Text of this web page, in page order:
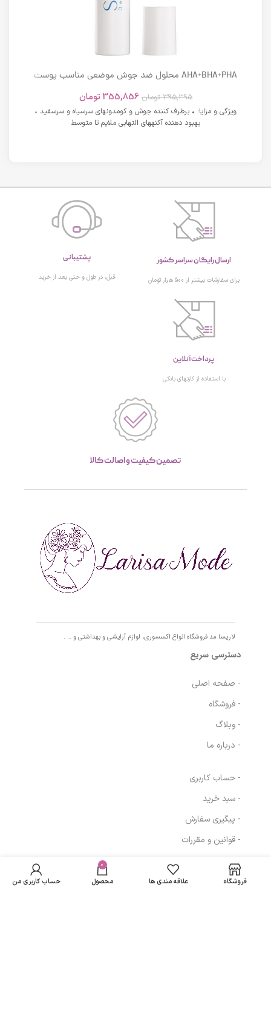
AHA+BHA+PHA محلول ضد جوش موضعی مناسب پوست
395,395 تومان 355,856 تومان
ویژگی و مزایا: • برطرف کننده جوش و کومدونهای سرسیاه و سرسفید •
بهبود دهنده آکنههای التهابی ملایم تا متوسط
ارسال رایگان سراسر کشور
برای سفارشات بیشتر از 500 هزار تومان
پشتیبانی
قبل، در طول و حتی بعد از خرید
پرداخت آنلاین
با استفاده از کارتهای بانکی
تصمین کیفیت و اصالت کالا
لاریسا مد فروشگاه انواع اکسسوری، لوازم آرایشی و بهداشتی و … .
دسترسی سریع
- صفحه اصلی
- فروشگاه
- وبلاگ
- درباره ما
- حساب کاربری
- سبد خرید
- پیگیری سفارش
- قوانین و مقررات
مسیرهای ارتباطی
شامپو نوزاد آردن
تومان
باشد فروشگاه علاقه مندی ها
0
محصول حساب کاربری من